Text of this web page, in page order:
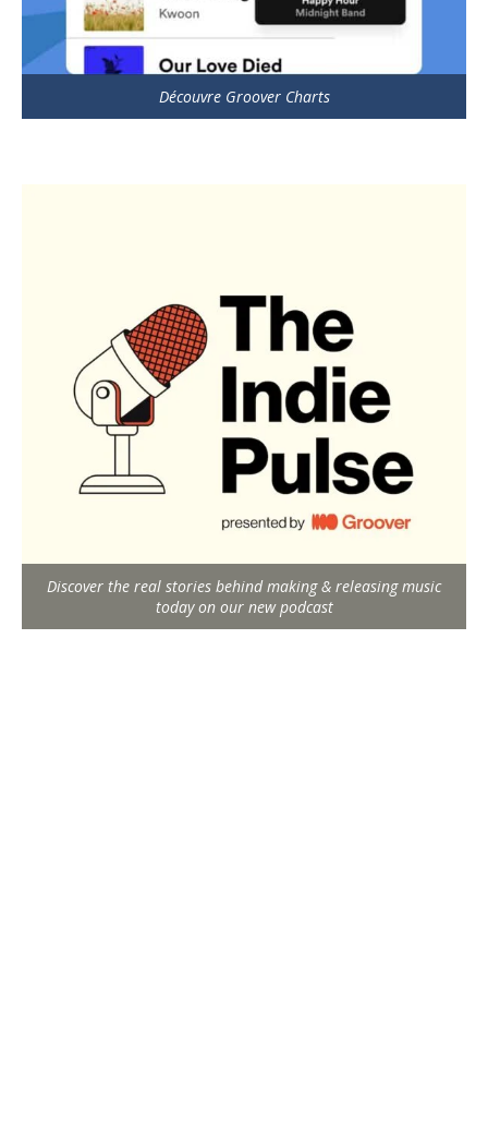
Découvre Groover Charts
Discover the real stories behind making & releasing music
today on our new podcast